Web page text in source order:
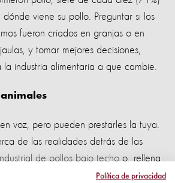
viene su pollo. Preguntar si los
fueron criados en granjas o en
y tomar mejores decisiones,
industria alimentaria a que cambie.
voz, pero pueden prestarles la tuya.
de las realidades detrás de las
de pollos bajo techo o rellena
en su supermercado local
Política de privacidad